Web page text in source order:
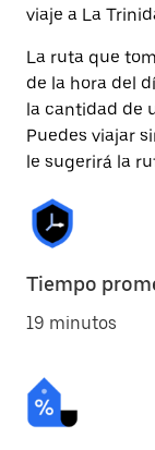
viaje a La
La ruta que
de la hora del
la cantidad de
Puedes viajar
le sugerirá la
Tiempo
19 minutos